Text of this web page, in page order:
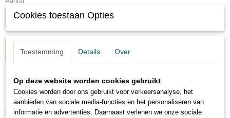
IN WINKELWAGEN
Omschrijving
Heerlijke wollen huissokken in diverse kleuren en maten met een antislip
op de onderkant tegen uitglijden!
Cookies toestaan Opties
Toestemming Details Over
Op deze website worden cookies gebruikt
Cookies worden door ons gebruikt voor verkeersanalyse, het
aanbieden van sociale media-functies en het personaliseren van
informatie en advertenties. Daarnaast verlenen we onze sociale